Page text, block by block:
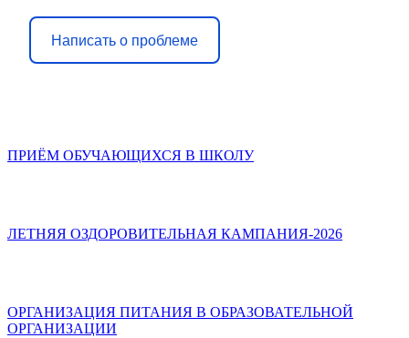
Написать о проблеме
ПРИЁМ ОБУЧАЮЩИХСЯ В ШКОЛУ
ЛЕТНЯЯ ОЗДОРОВИТЕЛЬНАЯ КАМПАНИЯ-2026
ОРГАНИЗАЦИЯ ПИТАНИЯ В ОБРАЗОВАТЕЛЬНОЙ
ОРГАНИЗАЦИИ